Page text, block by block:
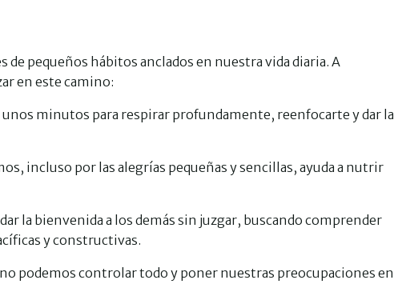
pequeños hábitos anclados en nuestra vida diaria. A
en este camino:
unos minutos para respirar profundamente, reenfocarte y dar la
incluso por las alegrías pequeñas y sencillas, ayuda a nutrir
la bienvenida a los demás sin juzgar, buscando comprender
y constructivas.
podemos controlar todo y poner nuestras preocupaciones en